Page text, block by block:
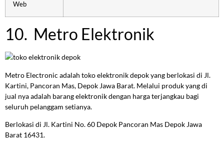
Web
10. Metro Elektronik
Metro Electronic adalah toko elektronik depok yang berlokasi di Jl.
Kartini, Pancoran Mas, Depok Jawa Barat. Melalui produk yang di
jual nya adalah barang elektronik dengan harga terjangkau bagi
seluruh pelanggam setianya.
Berlokasi di Jl. Kartini No. 60 Depok Pancoran Mas Depok Jawa
Barat 16431.